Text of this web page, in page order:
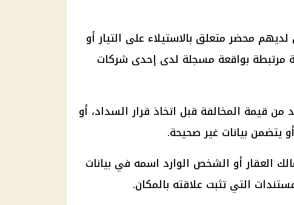
محضر متعلق بالاستيلاء على التيار أو
مرتبطة بواقعة مسجلة لدى إحدى شركات
من قيمة المخالفة قبل اتخاذ قرار السداد، أو
يتضمن بيانات غير صحيحة.
العقار أو الشخص الوارد اسمه في بيانات
التي تثبت علاقته بالمكان.